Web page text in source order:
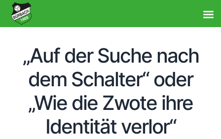
„Auf der Suche nach
dem Schalter“ oder
„Wie die Zwote ihre
Identität verlor“